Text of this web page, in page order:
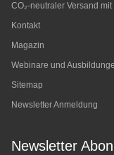
CO₂-neutraler Versand mit
Kontakt
Magazin
Webinare und
Sitemap
Newsletter Anmeldung
Newsletter